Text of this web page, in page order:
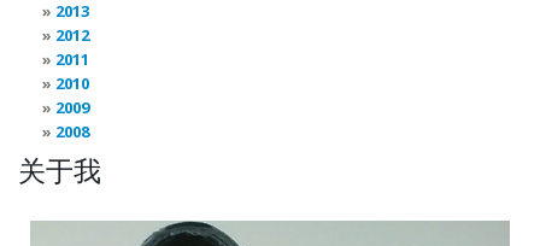
2013
2012
2011
2010
2009
2008
关于我